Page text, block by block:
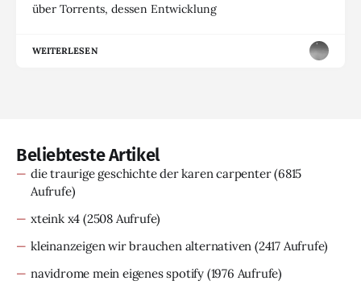
über Torrents, dessen Entwicklung
WEITERLESEN
Beliebteste Artikel
die traurige geschichte der karen carpenter(6815
Aufrufe)
xteink x4 (2508 Aufrufe)
kleinanzeigen wir brauchen alternativen (2417 Aufrufe)
navidrome mein eigenes spotify (1976 Aufrufe)